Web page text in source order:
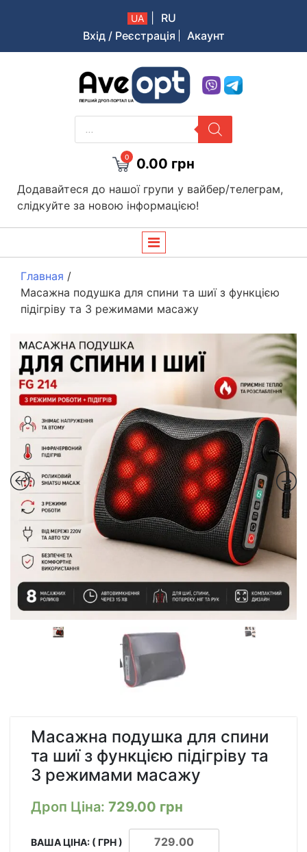
UA
RU
Вхід / Реєстрація
Акаунт
Aveopt – оптова дропшипінг платформа в Україні
PRODUCTS
SEARCH
0 0.00 грн
Додавайтеся до нашої групи у вайбер/телеграм,
слідкуйте за новою інформацією!
Главная /
Масажна подушка для спини та шиї з функцією
підігріву та 3 режимами масажу
Масажна подушка для спини
та шиї з функцією підігріву та
3 режимами масажу
Дроп Ціна: 729.00 грн
ВАША ЦІНА: ( ГРН )